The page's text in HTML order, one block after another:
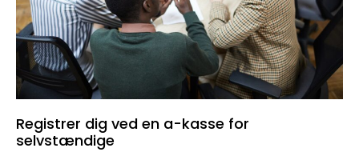
Registrer dig ved en a-kasse for
selvstændige